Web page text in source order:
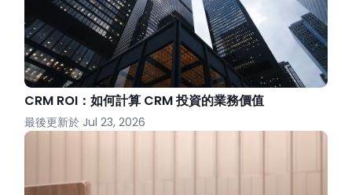
CRM ROI：如何計算 CRM 投資的業務價值
最後更新於 Jul 23, 2026